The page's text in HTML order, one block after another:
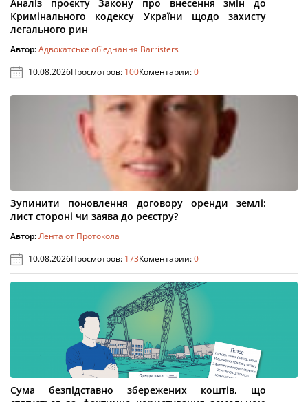
Аналіз проєкту Закону про внесення змін до
Кримінального кодексу України щодо захисту
легального рин
Автор:Адвокатське об'єднання Barristers
10.08.2026Просмотров: 100Коментарии:0
Зупинити поновлення договору оренди землі:
лист стороні чи заява до реєстру?
Автор:Лента от Протокола
10.08.2026Просмотров: 173Коментарии:0
Сума безпідставно збережених коштів, що